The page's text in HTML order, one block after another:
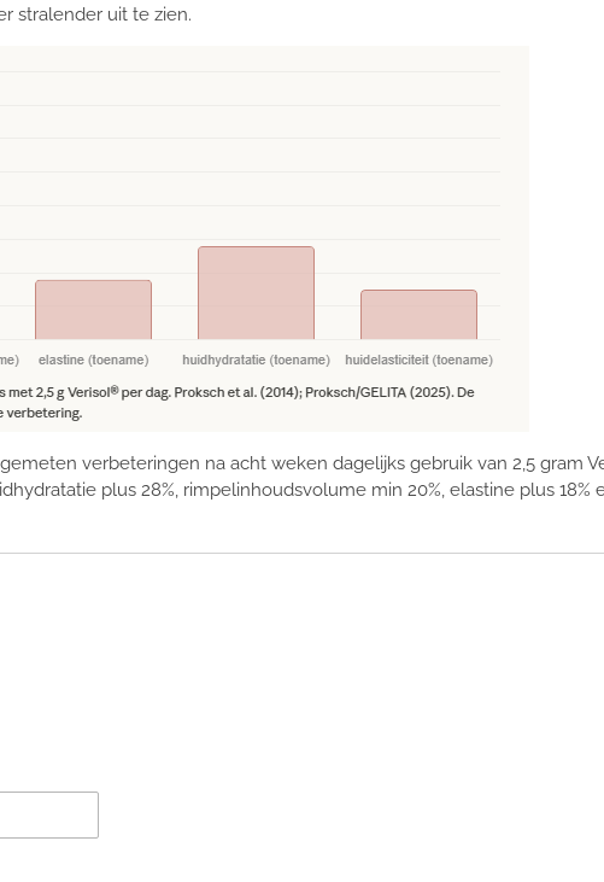
stralender uit te zien.
verbeteringen na acht weken dagelijks gebruik van 2,5 gram
plus 28%, rimpelinhoudsvolume min 20%, elastine plus 18%